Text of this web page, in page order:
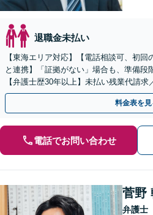
退職金未払い
【東海エリア対応】【電話相談可、初
と連携】「証拠がない」場合も、準備段
【弁護士歴30年以上】未払い残業代請
実績あり！労使双方の対応可能です【夜
料金表を見
電話でお問い合わせ
菅野
弁護士